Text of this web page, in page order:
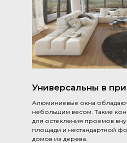
Универсальны в
Алюминиевые окна
небольшим весом. Такие
для остекления проемов
площади и нестандартной
домов из дерева.